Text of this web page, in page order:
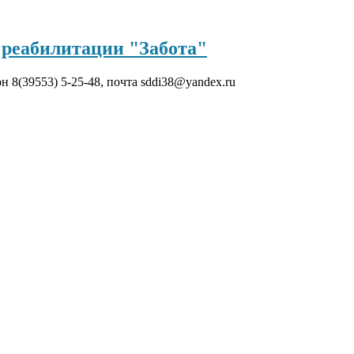
"Забота"
8(39553) 5-25-48, почта sddi38@yandex.ru